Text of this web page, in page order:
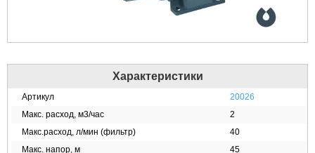
Характеристики
Артикул
20026
Макс. расход, м3/час
2
Макс.расход, л/мин (фильтр)
40
Макс. напор, м
45